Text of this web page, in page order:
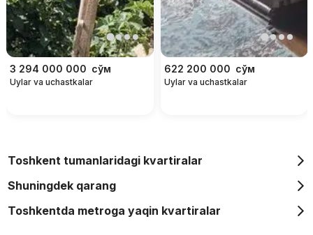
3 294 000 000 сўм
Uylar va uchastkalar
622 200 000 сўм
Uylar va uchastkalar
Toshkent tumanlaridagi kvartiralar
Shuningdek qarang
Toshkentda metroga yaqin kvartiralar